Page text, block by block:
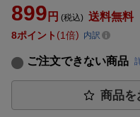
899 円 (税込) 送料無料
8ポイント 1倍 内訳
ご注文できない商品
商品を